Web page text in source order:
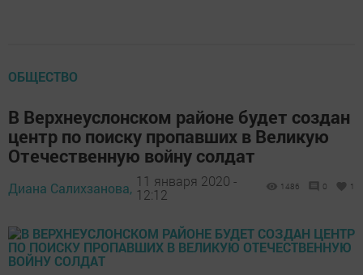
ОБЩЕСТВО
В Верхнеуслонском районе будет создан
центр по поиску пропавших в Великую
Отечественную войну солдат
Диана Салихзанова, 11 января 2020 -
12:12
1486 0 1